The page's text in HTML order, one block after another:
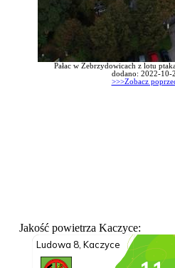
Pałac w Zebrzydowicach z lotu
dodano: 2022-10-
>>>Zobacz
Jakość powietrza Kaczyce: